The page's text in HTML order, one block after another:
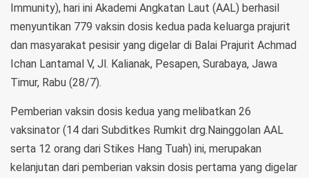
Immunity), hari ini Akademi Angkatan Laut (AAL) berhasil
menyuntikan 779 vaksin dosis kedua pada keluarga prajurit
dan masyarakat pesisir yang digelar di Balai Prajurit Achmad
Ichan Lantamal V, Jl. Kalianak, Pesapen, Surabaya, Jawa
Timur, Rabu (28/7).
Pemberian vaksin dosis kedua yang melibatkan 26
vaksinator (14 dari Subditkes Rumkit drg.Nainggolan AAL
serta 12 orang dari Stikes Hang Tuah) ini, merupakan
kelanjutan dari pemberian vaksin dosis pertama yang digelar